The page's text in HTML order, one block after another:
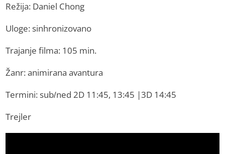
Režija: Daniel Chong
Uloge: sinhronizovano
Trajanje filma: 105 min.
Žanr: animirana avantura
Termini: sub/ned 2D 11:45, 13:45 |3D 14:45
Trejler